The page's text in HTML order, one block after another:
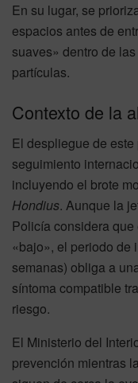
En su lugar, se
espacios antes de
suaves» dentro de
partículas.
Contexto de la
El despliegue de
seguimiento
incluyendo el brote
Hondius. Aunque la
Policía considera
«bajo», el periodo de
semanas) obliga a
síntoma compatible
riesgo.
El Ministerio del
prevención mientras